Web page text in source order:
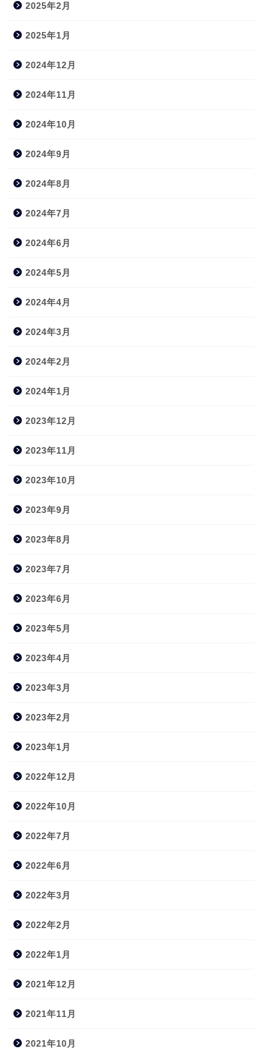
2025年2月
2025年1月
2024年12月
2024年11月
2024年10月
2024年9月
2024年8月
2024年7月
2024年6月
2024年5月
2024年4月
2024年3月
2024年2月
2024年1月
2023年12月
2023年11月
2023年10月
2023年9月
2023年8月
2023年7月
2023年6月
2023年5月
2023年4月
2023年3月
2023年2月
2023年1月
2022年12月
2022年10月
2022年7月
2022年6月
2022年3月
2022年2月
2022年1月
2021年12月
2021年11月
2021年10月